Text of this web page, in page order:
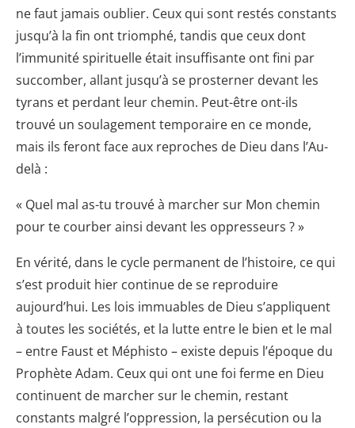
ne faut jamais oublier. Ceux qui sont restés constants
jusqu’à la fin ont triomphé, tandis que ceux dont
l’immunité spirituelle était insuffisante ont fini par
succomber, allant jusqu’à se prosterner devant les
tyrans et perdant leur chemin. Peut-être ont-ils
trouvé un soulagement temporaire en ce monde,
mais ils feront face aux reproches de Dieu dans l’Au-
delà :
« Quel mal as-tu trouvé à marcher sur Mon chemin
pour te courber ainsi devant les oppresseurs ? »
En vérité, dans le cycle permanent de l’histoire, ce qui
s’est produit hier continue de se reproduire
aujourd’hui. Les lois immuables de Dieu s’appliquent
à toutes les sociétés, et la lutte entre le bien et le mal
– entre Faust et Méphisto – existe depuis l’époque du
Prophète Adam. Ceux qui ont une foi ferme en Dieu
continuent de marcher sur le chemin, restant
constants malgré l’oppression, la persécution ou la